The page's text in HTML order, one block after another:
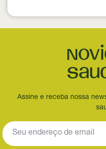
Assine e receba nossa